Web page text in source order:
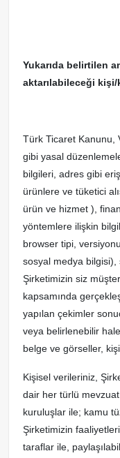
Yukarıda belirtilen
aktarılabileceği
Türk Ticaret Kanunu,
gibi yasal
bilgileri, adres gibi
ürünlere ve tüketici
ürün ve hizmet ),
yöntemlere ilişkin
browser tipi,
sosyal medya
Şirketimizin siz
kapsamında
yapılan çekimler
veya belirlenebilir
belge ve görseller,
Kişisel verileriniz,
dair her türlü
kuruluşlar ile; kamu
Şirketimizin
taraflar ile,